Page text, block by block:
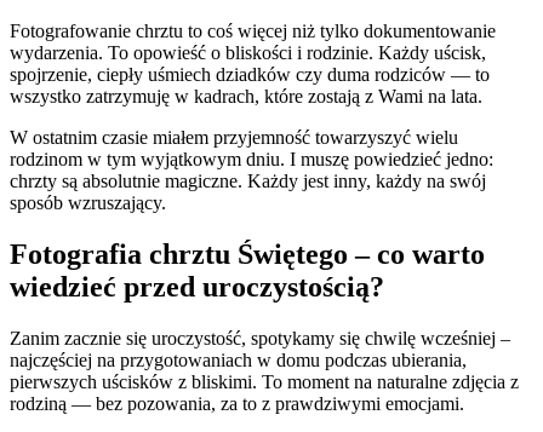
Fotografowanie chrztu to coś więcej niż tylko dokumentowanie
wydarzenia. To opowieść o bliskości i rodzinie. Każdy uścisk,
spojrzenie, ciepły uśmiech dziadków czy duma rodziców — to
wszystko zatrzymuję w kadrach, które zostają z Wami na lata.
W ostatnim czasie miałem przyjemność towarzyszyć wielu
rodzinom w tym wyjątkowym dniu. I muszę powiedzieć jedno:
chrzty są absolutnie magiczne. Każdy jest inny, każdy na swój
sposób wzruszający.
Fotografia chrztu Świętego – co warto
wiedzieć przed uroczystością?
Zanim zacznie się uroczystość, spotykamy się chwilę wcześniej –
najczęściej na przygotowaniach w domu podczas ubierania,
pierwszych uścisków z bliskimi. To moment na naturalne zdjęcia z
rodziną — bez pozowania, za to z prawdziwymi emocjami.